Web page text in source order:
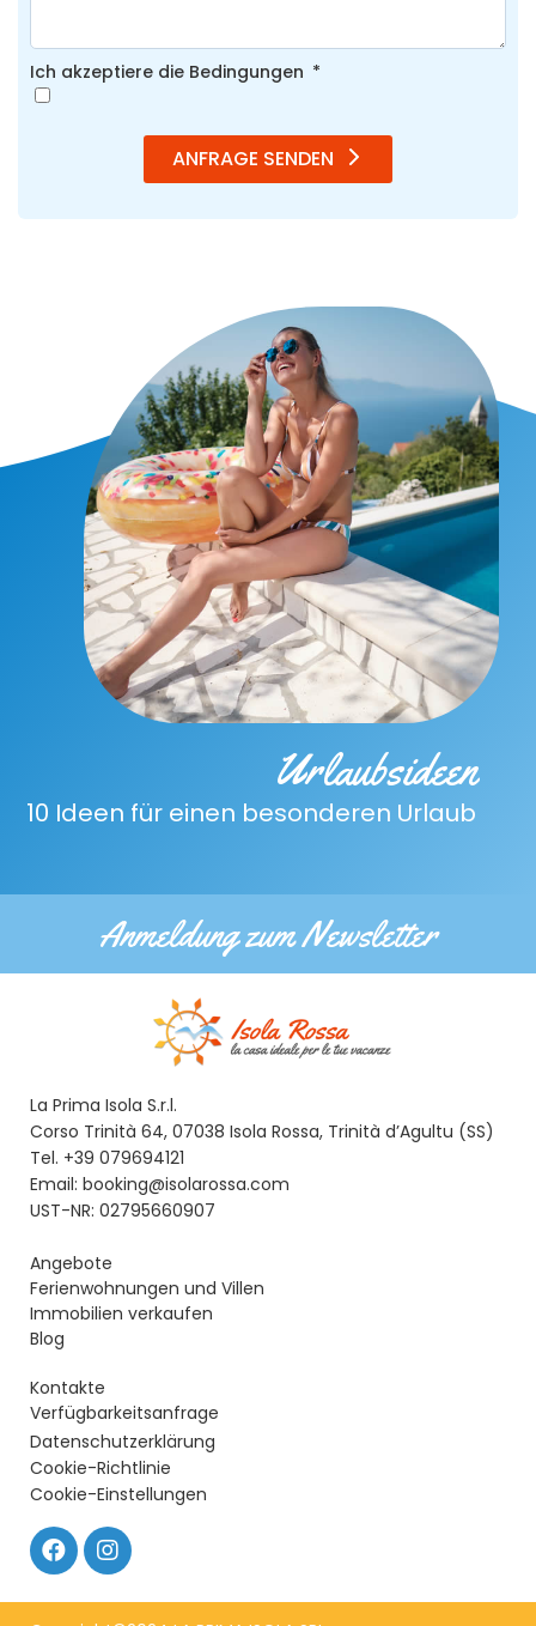
Ich akzeptiere die Bedingungen
ANFRAGE SENDEN
Urlaubsideen
10 Ideen für einen besonderen Urlaub
Anmeldung zum Newsletter
La Prima Isola S.r.l.
Corso Trinità 64, 07038 Isola Rossa, Trinità d’Agultu (SS)
Tel. +39 079694121
Email: booking@isolarossa.com
UST-NR: 02795660907
Angebote
Ferienwohnungen und Villen
Immobilien verkaufen
Blog
Kontakte
Verfügbarkeitsanfrage
Datenschutzerklärung
Cookie-Richtlinie
Cookie-Einstellungen